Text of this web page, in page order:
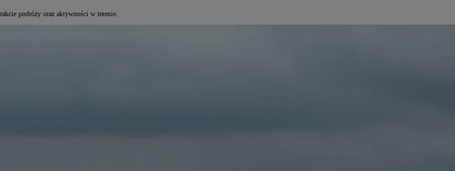
podróży oraz aktywności w terenie.